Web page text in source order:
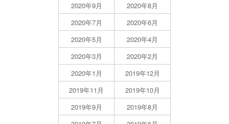
2020年9月
2020年8月
2020年7月
2020年6月
2020年5月
2020年4月
2020年3月
2020年2月
2020年1月
2019年12月
2019年11月
2019年10月
2019年9月
2019年8月